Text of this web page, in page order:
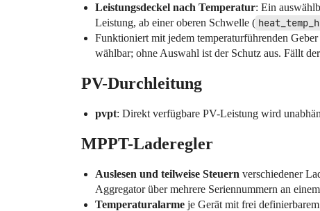
Leistungsdeckel nach Temperatur: Ein
Leistung, ab einer oberen Schwelle (
Funktioniert mit jedem temperaturführenden
wählbar; ohne Auswahl ist der Schutz aus. Fällt
PV-Durchleitung
pvpt: Direkt verfügbare PV-Leistung wird
MPPT-Laderegler
Auslesen und teilweise Steuern verschiedener
Aggregator über mehrere Seriennummern an
Temperaturalarme je Gerät mit frei